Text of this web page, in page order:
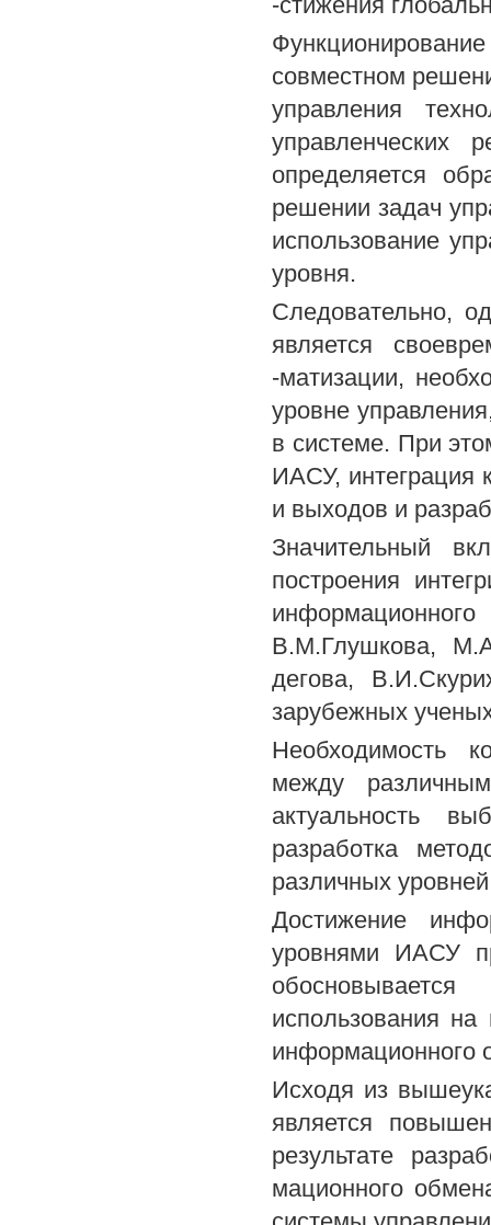
совместном
управления
управленческих
определяется
решении задач
использование
уровня.
Следовательно,
является
-матизации,
уровне
в системе. При
ИАСУ, интеграция
и выходов и
Значительный
построения
В.М.Глушкова,
дегова,
зарубежных
Необходимость
между
актуальность
разработка
различных
Достижение
уровнями ИАСУ
использования
информационного
Исходя из
является
результате
мационного